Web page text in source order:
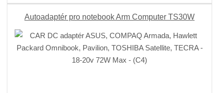
Autoadaptér pro notebook Arm Computer TS30W